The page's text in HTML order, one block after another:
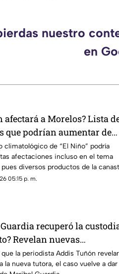
nuestro
en
afectará a Morelos? Lista
que podrían aumentar de
el fenómeno de “El Niño”
climatológico de “El Niño” podría
afectaciones incluso en el tema
diversos productos de la
de precio.
05:15 p. m.
recuperó la
Revelan nuevas
del caso
la periodista Addis Tuñón
la nueva tutora, el caso vuelve a dar